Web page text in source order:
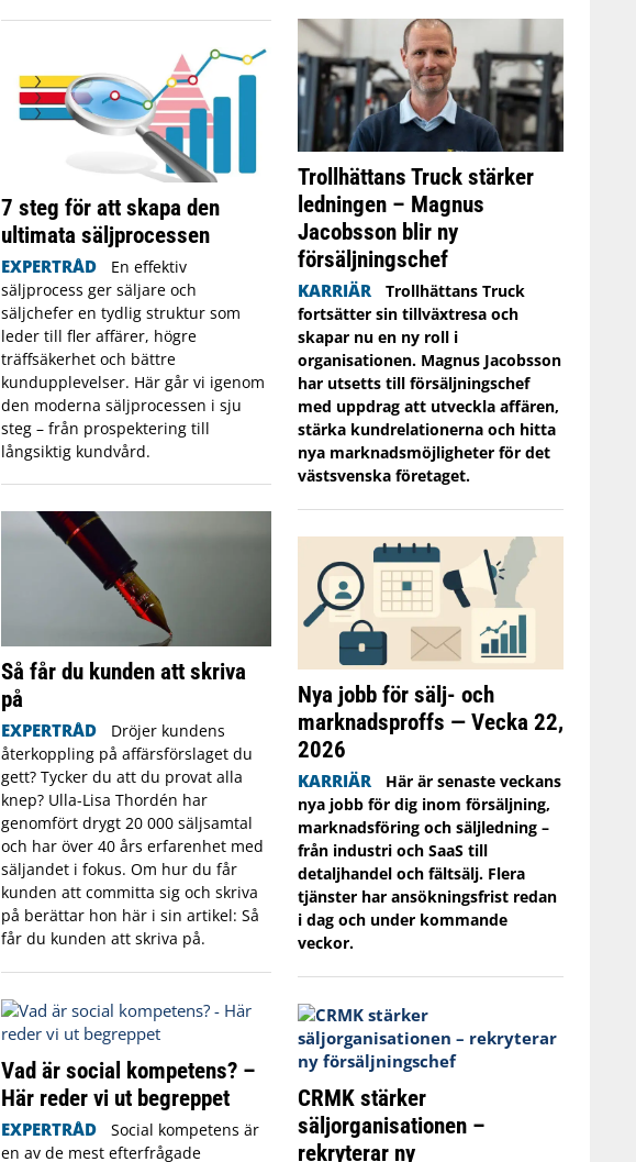
7 steg för att skapa den
ultimata säljprocessen
EXPERTRÅD
En effektiv
säljprocess ger säljare och
säljchefer en tydlig struktur som
leder till fler affärer, högre
träffsäkerhet och bättre
kundupplevelser. Här går vi igenom
den moderna säljprocessen i sju
steg – från prospektering till
långsiktig kundvård.
Så får du kunden att skriva
på
EXPERTRÅD
Dröjer kundens
återkoppling på affärsförslaget du
gett? Tycker du att du provat alla
knep? Ulla-Lisa Thordén har
genomfört drygt 20 000 säljsamtal
och har över 40 års erfarenhet med
säljandet i fokus. Om hur du får
kunden att committa sig och skriva
på berättar hon här i sin artikel: Så
får du kunden att skriva på.
Vad är social kompetens? –
Här reder vi ut begreppet
EXPERTRÅD
Social kompetens är
en av de mest efterfrågade
Trollhättans Truck stärker
ledningen – Magnus
Jacobsson blir ny
försäljningschef
KARRIÄR
Trollhättans Truck
fortsätter sin tillväxtresa och
skapar nu en ny roll i
organisationen. Magnus Jacobsson
har utsetts till försäljningschef
med uppdrag att utveckla affären,
stärka kundrelationerna och hitta
nya marknadsmöjligheter för det
västsvenska företaget.
Nya jobb för sälj- och
marknadsproffs — Vecka 22,
2026
KARRIÄR
Här är senaste veckans
nya jobb för dig inom försäljning,
marknadsföring och säljledning –
från industri och SaaS till
detaljhandel och fältsälj. Flera
tjänster har ansökningsfrist redan
i dag och under kommande
veckor.
CRMK stärker
säljorganisationen –
rekryterar ny